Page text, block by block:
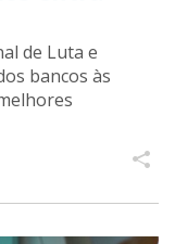
de Luta e
bancos às